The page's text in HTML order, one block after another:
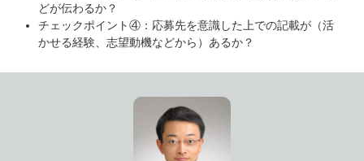
どが伝わるか？
チェックポイント④：応募先を意識した上での記載が（活
かせる経験、志望動機などから）あるか？